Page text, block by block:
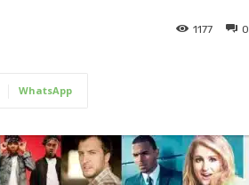
0
1177
WhatsApp